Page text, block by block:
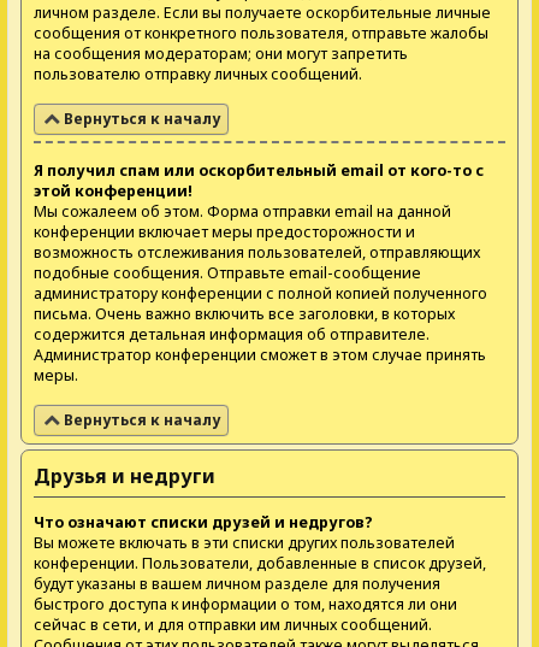
личном разделе. Если вы получаете оскорбительные личные
сообщения от конкретного пользователя, отправьте жалобы
на сообщения модераторам; они могут запретить
пользователю отправку личных сообщений.
Вернуться к началу
Я получил спам или оскорбительный email от кого-то с
этой конференции!
Мы сожалеем об этом. Форма отправки email на данной
конференции включает меры предосторожности и
возможность отслеживания пользователей, отправляющих
подобные сообщения. Отправьте email-сообщение
администратору конференции с полной копией полученного
письма. Очень важно включить все заголовки, в которых
содержится детальная информация об отправителе.
Администратор конференции сможет в этом случае принять
меры.
Вернуться к началу
Друзья и недруги
Что означают списки друзей и недругов?
Вы можете включать в эти списки других пользователей
конференции. Пользователи, добавленные в список друзей,
будут указаны в вашем личном разделе для получения
быстрого доступа к информации о том, находятся ли они
сейчас в сети, и для отправки им личных сообщений.